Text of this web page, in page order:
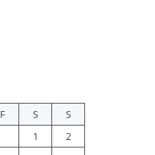
F S
S
1
2